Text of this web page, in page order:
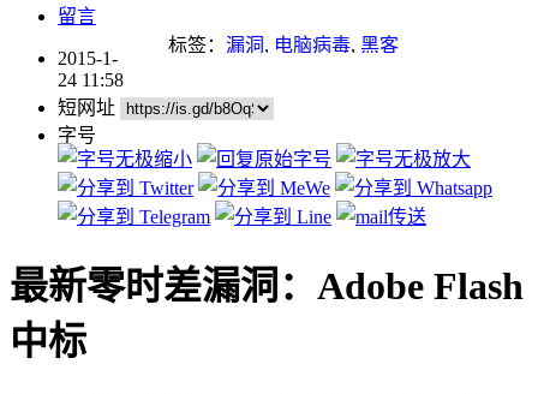
留言
标签： 漏洞 , 电脑病毒, 黑客
2015-1-
24 11:58
短网址
字号
最新零时差漏洞：Adobe Flash
中标